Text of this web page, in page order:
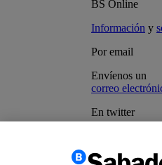
BS Online
Información y
Por email
Envíenos un
correo
En twitter